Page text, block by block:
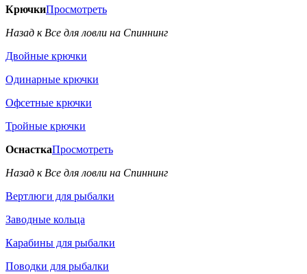
КрючкиПросмотреть
Назад к Все для ловли на Спиннинг
Двойные крючки
Одинарные крючки
Офсетные крючки
Тройные крючки
ОснасткаПросмотреть
Назад к Все для ловли на Спиннинг
Вертлюги для рыбалки
Заводные кольца
Карабины для рыбалки
Поводки для рыбалки